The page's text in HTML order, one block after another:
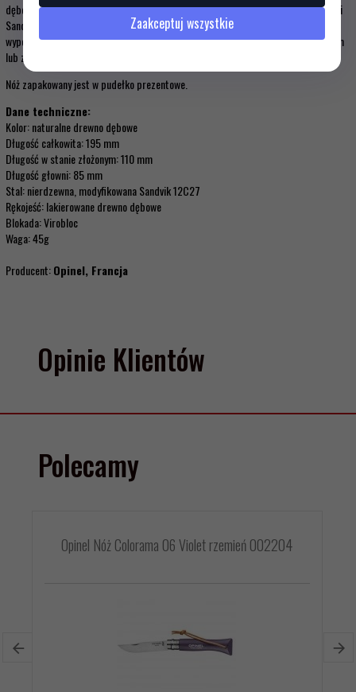
dębowego. Głownia (dł. 8,5 cm) wykonana jest z nierdzewnej i modyfikowanej stali
Sandvik 12C27. Jej ostrze zapewnia bardzo dobre właściwości tnące. Nóż
wyposażony jest w system blokady Virobloc- blokuje on głownię w stanie otwartym
lub zamkniętym.
Nóż zapakowany jest w pudełko prezentowe.
Dane techniczne:
Kolor: naturalne drewno dębowe
Długość całkowita: 195 mm
Długość w stanie złożonym: 110 mm
Długość głowni: 85 mm
Stal: nierdzewna, modyfikowana Sandvik 12C27
Rękojeść: lakierowane drewno dębowe
Blokada: Virobloc
Waga: 45g
Producent:Opinel, Francja
Opinie Klientów
Polecamy
Opinel Nóż Colorama 06 Violet rzemień 002204
Zaakceptuj wszystkie